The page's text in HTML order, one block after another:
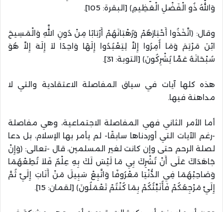
وَاللَّهُ ذُو الْفَضْلِ الْعَظِيمِ﴾ [البقرة: 105].
وقال: ﴿اتَّخَذُوا أَحْبَارَهُمْ وَرُهْبَانَهُمْ أَرْبَابًا مِنْ دُونِ اللَّهِ وَالْمَسِيحَ
ابْنَ مَرْيَمَ وَمَا أُمِرُوا إِلاَّ لِيَعْبُدُوا إِلَهًا وَاحِدًا لاَ إِلَهَ إِلاَّ هُوَ
سُبْحَانَهُ عَمَّا يُشْرِكُونَ﴾ [التوبة: 31].
هذه كلها آيات في سياق المفاصلة الاعتقادية والتي لا
مداهنة فيها.
أما الأمر الثاني فهي المفاصلة الاجتماعية، وهي مفاصلة
-رغم الآيات التي أوردناها سابقًا- لم يأمر بها الإسلام، بل دعا
لصلة الرحم حتى وإن كانت لغير المسلمين، قال -تعالى: ﴿وَإِنْ
جَاهَدَاكَ عَلَى أَنْ تُشْرِكَ بِي مَا لَيْسَ لَكَ بِهِ عِلْمٌ فَلاَ تُطِعْهُمَا
وَصَاحِبْهُمَا فِي الدُّنْيَا مَعْرُوفًا وَاتَّبِعْ سَبِيلَ مَنْ أَنَابَ إِلَيَّ ثُمَّ
إِلَيَّ مَرْجِعُكُمْ فَأُنَبِّئُكُمْ بِمَا كُنْتُمْ تَعْمَلُونَ﴾ [لقمان: 15].